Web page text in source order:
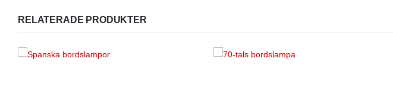
RELATERADE PRODUKTER